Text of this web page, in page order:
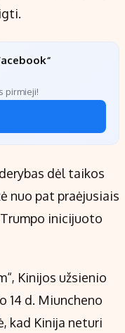
pirmieji!
dėl taikos
nuo pat praėjusiais
inicijuoto
Kinijos užsienio
14 d. Miuncheno
kad Kinija neturi